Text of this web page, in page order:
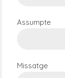
Assumpte
Missatge